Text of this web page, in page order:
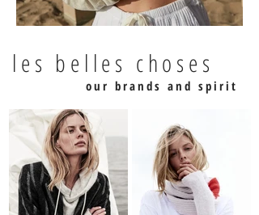
les belles choses
our brands and spirit